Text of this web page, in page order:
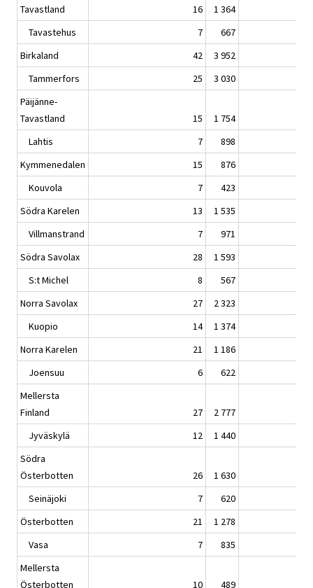
Tavastland
16
1 364
Tavastehus
7
667
Birkaland
42
3 952
Tammerfors
25
3 030
Päijänne-
Tavastland
15
1 754
Lahtis
7
898
Kymmenedalen
15
876
Kouvola
7
423
Södra Karelen
13
1 535
Villmanstrand
7
971
Södra Savolax
28
1 593
S:t Michel
8
567
Norra Savolax
27
2 323
Kuopio
14
1 374
Norra Karelen
21
1 186
Joensuu
6
622
Mellersta
Finland
27
2 777
Jyväskylä
12
1 440
Södra
Österbotten
26
1 630
Seinäjoki
7
620
Österbotten
21
1 278
Vasa
7
835
Mellersta
Österbotten
10 489